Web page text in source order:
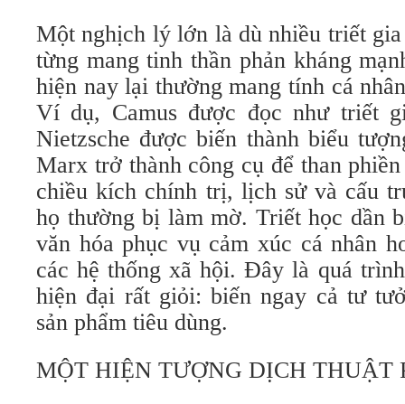
Một nghịch lý lớn là dù nhiều triết
từng mang tinh thần phản kháng
hiện nay lại thường mang tính cá
Ví dụ, Camus được đọc như triết
Nietzsche được biến thành biểu
Marx trở thành công cụ để than
chiều kích chính trị, lịch sử và cấu
họ thường bị làm mờ. Triết học dần
văn hóa phục vụ cảm xúc cá nhân
các hệ thống xã hội. Đây là quá
hiện đại rất giỏi: biến ngay cả tư
sản phẩm tiêu dùng.
MỘT HIỆN TƯỢNG DỊCH THUẬT